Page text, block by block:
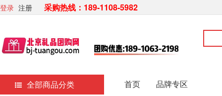
登录 注册 采购热线：189-1108-5982
全部商品分类 首页 品牌专区